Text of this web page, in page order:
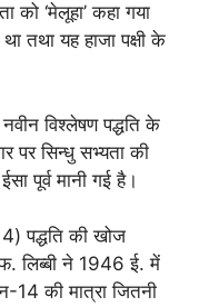
‘मेलूहा’ कहा गया
तथा यह हाजा पक्षी के
नवीन विश्लेषण पद्धति के
पर सिन्धु सभ्यता की
पूर्व मानी गई है।
पद्धति की खोज
लिब्बी ने 1946 ई. में
14 की मात्रा जितनी